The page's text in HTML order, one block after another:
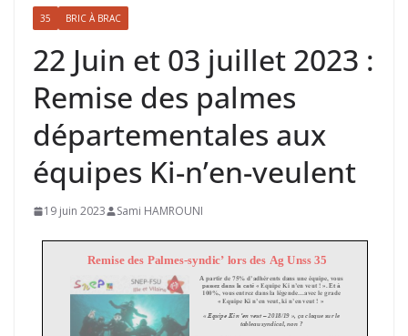
35 BRIC À BRAC
22 Juin et 03 juillet 2023 :
Remise des palmes
départementales aux
équipes Ki-n’en-veulent
19 juin 2023 Sami HAMROUNI